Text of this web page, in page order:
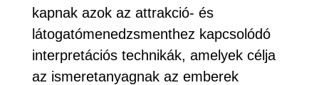
kapnak azok az attrakció- és
látogatómenedzsmenthez kapcsolódó
interpretációs technikák, amelyek célja
az ismeretanyagnak az emberek